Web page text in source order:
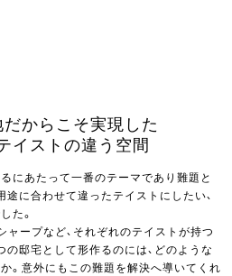
からこそ実現した
イストの違う空間
にあたって一番のテーマであり難題と
途に合わせて違ったテイストにしたい、
た。
ャープなど、それぞれのテイストが持つ
の邸宅として形作るのには、どのような
。意外にもこの難題を解決へ導いてくれ